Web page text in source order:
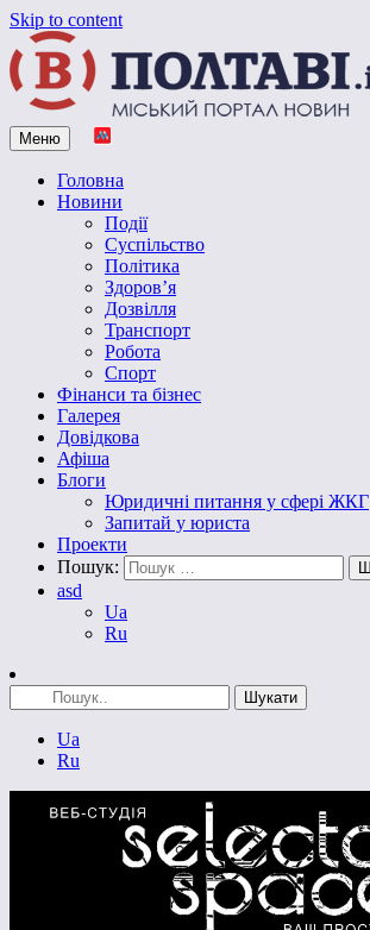
Skip to content
Vpoltave.info
Полтавський портал новин
Меню
Головна
Новини
Події
Суспільство
Політика
Здоров’я
Дозвілля
Транспорт
Робота
Спорт
Фінанси та бізнес
Галерея
Довідкова
Афіша
Блоги
Юридичні питання у сфері ЖКГ
Запитай у юриста
Проекти
Пошук:
asd
Ua
Ru
Ua
Ru